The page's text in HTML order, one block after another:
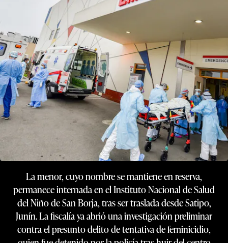
La menor, cuyo nombre se mantiene en reserva,
permanece internada en el Instituto Nacional de Salud
del Niño de San Borja, tras ser traslada desde Satipo,
Junín. La fiscalía ya abrió una investigación preliminar
contra el presunto delito de tentativa de feminicidio,